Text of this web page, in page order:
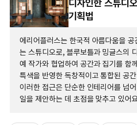
디자인한 스튜디
기획법
에리어플러스는 한국적 아름다움을 공
는 스튜디오로, 블루보틀과 밍글스의
예 작가와 협업하여 공간과 집기를 함
특색을 반영한 독창적이고 통합된 공
이러한 접근은 단순한 인테리어를 넘
일을 제안하는 데 초점을 맞추고 있어